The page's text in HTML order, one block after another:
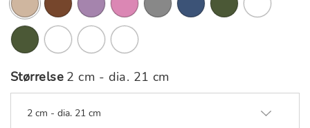
valgte
Størrelse 2 cm - dia. 21 cm
2 cm - dia. 21 cm